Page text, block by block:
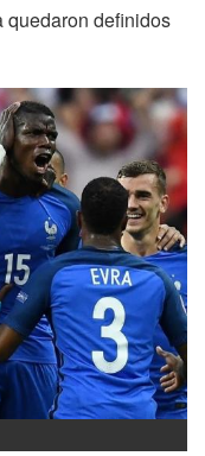
quedaron definidos